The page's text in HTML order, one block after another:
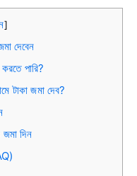
]
দেবেন
পারি?
টাকা জমা দেব?
দিন